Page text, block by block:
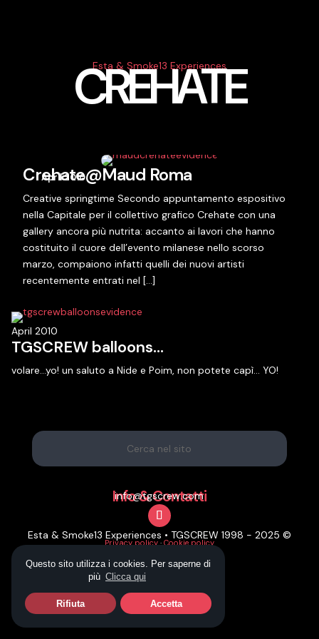
Questo sito utilizza i cookies. Per saperne di
più Clicca qui
Rifiuta Accetta
Esta & Smoke13 Experiences
CREHATE
April 2010
Crehate@Maud Roma
Creative springtime Secondo appuntamento espositivo
nella Capitale per il collettivo grafico Crehate con una
gallery ancora più nutrita: accanto ai lavori che hanno
costituito il cuore dell’evento milanese nello scorso
marzo, compaiono infatti quelli dei nuovi artisti
recentemente entrati nel […]
April 2010
TGSCREW balloons…
volare…yo! un saluto a Nide e Poim, non potete capì... YO!
Info & Contatti
info@tgscrew.com
Esta & Smoke13 Experiences • TGSCREW 1998 - 2025 ©
Privacy policy·Cookie policy